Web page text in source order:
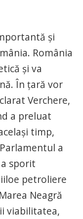
şi
România
şi va
În ţară vor
Verchere,
a preluat
timp,
a
sporit
petroliere
Neagră
viabilitatea,